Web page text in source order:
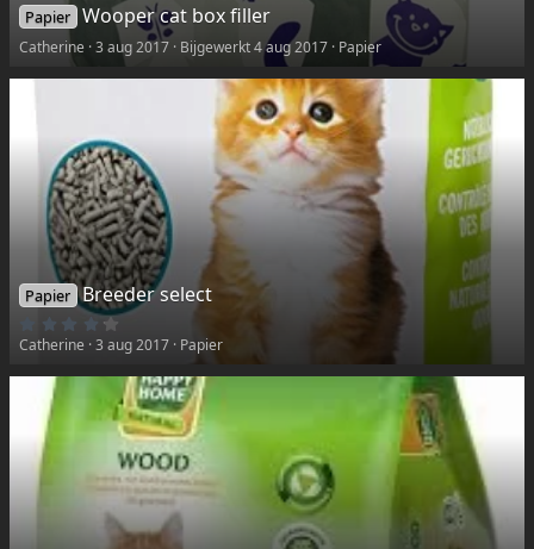
Papier Wooper cat box filler
Catherine 3 aug 2017 Bijgewerkt4 aug 2017 Papier
Papier Breeder select
4
0
k
a
t
(
t
e
n
)
Catherine 3 aug 2017 Papier